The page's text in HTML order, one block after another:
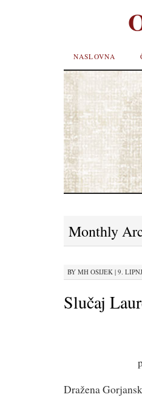
SKIP TO
CONTENT
NASLOVNA
Monthly
BY MH OSIJEK | 9.
Slučaj
Dražena